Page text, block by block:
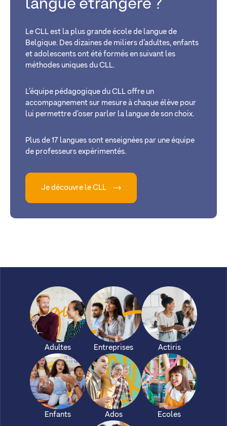
langue étrangère ?
Le CLL est la plus grande école de langue de
Belgique. Des dizaines de miliers d’adultes, enfants
et adolescents ont été formés en suivant les
méthodes uniques du CLL.
L’équipe pédagogique du CLL offre un
accompagnement sur mesure à chaque élève pour
lui permettre d’oser parler la langue de son choix.
Plus de 17 langues sont enseignées par une équipe
de professeurs expérimentés.
Je découvre le CLL
Adultes Entreprises Actiris
Enfants Ados Ecoles